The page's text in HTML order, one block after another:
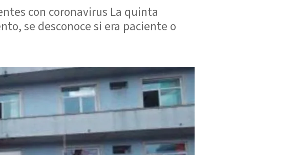
con coronavirus La quinta
se desconoce si era paciente o